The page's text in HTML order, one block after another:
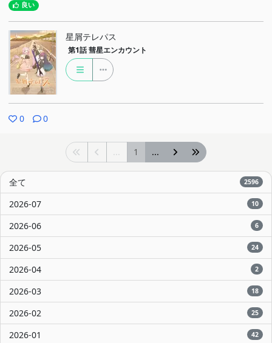
良い
星屑テレパス
第1話 彗星エンカウント
0 0
... 1 ...
全て 2596
2026-07 10
2026-06 6
2026-05 24
2026-04 2
2026-03 18
2026-02 25
2026-01 42